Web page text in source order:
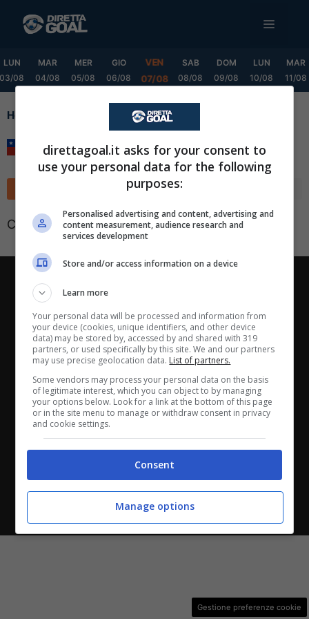
MENU
LUN
03/08
MAR
04/08
MER
05/08
GIO
06/08
VEN
07/08
SAB
08/08
DOM
09/08
LUN
10/08
MAR
11/08
Home
Cup Grp. E
Classifica non disponibile
ANASTASIO II, 442, 00165 Roma (RM) - Codice Fiscale
e Partita I.V.A. 13461621008
Testata Giornalistica registrata presso il Tribunale di
Roma con n°32/2023 del 15/02/2023
Copyright ©2026 - Tutti i diritti riservati -
Le attività pubblicitarie su questo sito sono gestite da
theCoreAdv
Scarica DirettaGoal!
Partite e risultatiin tempo reale.
Con i pronostici dei migliori Tipster!
Gestione preferenze cookie
direttagoal.it asks for your consent to
use your personal data for the following
purposes:
Personalised advertising and content, advertising and
content measurement, audience research and
services development
Store and/or access information on a device
Learn more
Your personal data will be processed and information from
your device (cookies, unique identifiers, and other device
data) may be stored by, accessed by and shared with 319
partners, or used specifically by this site. We and our partners
may use precise geolocation data. List of partners.
Some vendors may process your personal data on the basis
of legitimate interest, which you can object to by managing
your options below. Look for a link at the bottom of this page
or in the site menu to manage or withdraw consent in privacy
and cookie settings.
Consent
Manage options